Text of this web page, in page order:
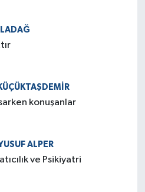
konuşanlar
ALPER
ve Psikiyatri